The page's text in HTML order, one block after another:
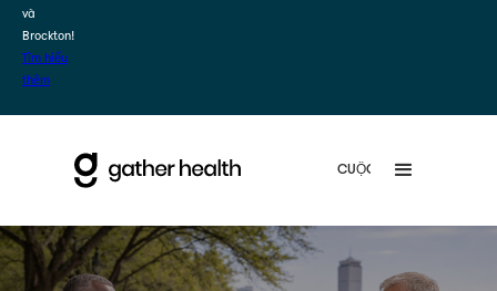
và
Brockton!
Tìm hiểu
thêm